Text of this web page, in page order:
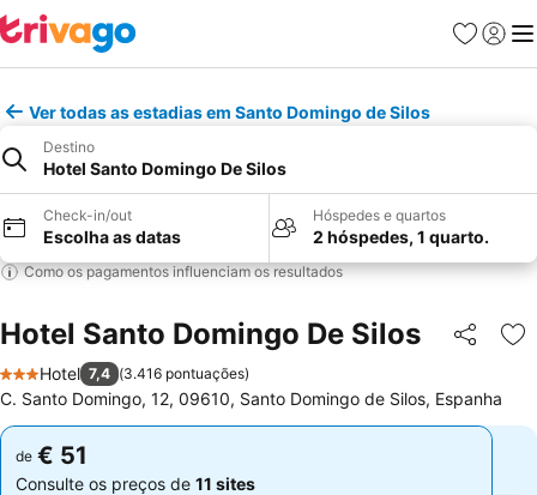
Favoritos
Iniciar
Ver todas as estadias em Santo Domingo de Silos
Destino
Hotel Santo Domingo De Silos
Check-in/out
Escolha as datas
Hóspedes e quartos
2 hóspedes, 1 quarto.
Como os pagamentos influenciam os resultados
Hotel Santo Domingo De Silos Partilhar
3 Estrelas
Hotel 7,4 (3.416 pontuações)
C. Santo Domingo, 12, 09610, Santo Domingo de Silos, Espanha
de € 51
Consulte os preços de 11 sites
de € 51
Consulte os preços de 11 sites